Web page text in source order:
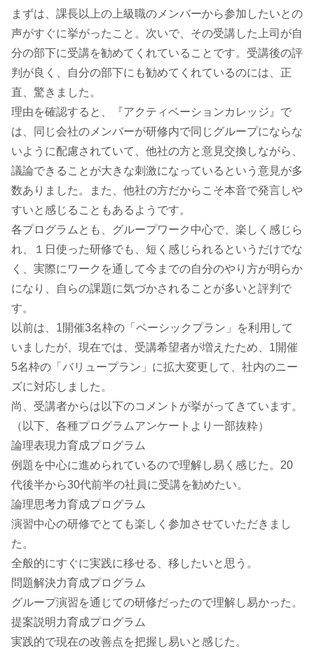
まずは、課長以上の上級職のメンバーから参加したいとの
声がすぐに挙がったこと。次いで、その受講した上司が自
分の部下に受講を勧めてくれていることです。受講後の評
判が良く、自分の部下にも勧めてくれているのには、正
直、驚きました。
理由を確認すると、『アクティベーションカレッジ』で
は、同じ会社のメンバーが研修内で同じグループにならな
いように配慮されていて、他社の方と意見交換しながら、
議論できることが大きな刺激になっているという意見が多
数ありました。また、他社の方だからこそ本音で発言しや
すいと感じることもあるようです。
各プログラムとも、グループワーク中心で、楽しく感じら
れ、１日使った研修でも、短く感じられるというだけでな
く、実際にワークを通して今までの自分のやり方が明らか
になり、自らの課題に気づかされることが多いと評判で
す。
以前は、1開催3名枠の「ベーシックプラン」を利用して
いましたが、現在では、受講希望者が増えたため、1開催
5名枠の「バリュープラン」に拡大変更して、社内のニー
ズに対応しました。
尚、受講者からは以下のコメントが挙がってきています。
（以下、各種プログラムアンケートより一部抜粋）
論理表現力育成プログラム
例題を中心に進められているので理解し易く感じた。20
代後半から30代前半の社員に受講を勧めたい。
論理思考力育成プログラム
演習中心の研修でとても楽しく参加させていただきまし
た。
全般的にすぐに実践に移せる、移したいと思う。
問題解決力育成プログラム
グループ演習を通じての研修だったので理解し易かった。
提案説明力育成プログラム
実践的で現在の改善点を把握し易いと感じた。